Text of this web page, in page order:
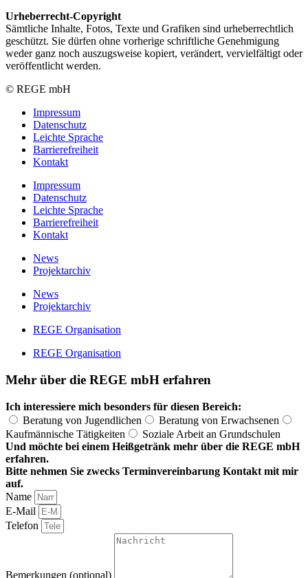
Urheberrecht-Copyright
Sämtliche Inhalte, Fotos, Texte und Grafiken sind urheberrechtlich
geschützt. Sie dürfen ohne vorherige schriftliche Genehmigung
weder ganz noch auszugsweise kopiert, verändert, vervielfältigt oder
veröffentlicht werden.
© REGE mbH
Impressum
Datenschutz
Leichte Sprache
Barrierefreiheit
Kontakt
Impressum
Datenschutz
Leichte Sprache
Barrierefreiheit
Kontakt
News
Projektarchiv
News
Projektarchiv
REGE Organisation
REGE Organisation
Mehr über die REGE mbH erfahren
Ich interessiere mich besonders für diesen Bereich:
Beratung von Jugendlichen
Beratung von Erwachsenen
Kaufmännische Tätigkeiten
Soziale Arbeit an Grundschulen
Und möchte bei einem Heißgetränk mehr über die REGE mbH
erfahren.
Bitte nehmen Sie zwecks Terminvereinbarung Kontakt mit mir
auf.
Name
E-Mail
Telefon
Bemerkungen (optional)